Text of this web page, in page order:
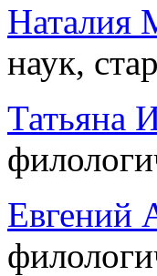
Наталия
наук,
Татьяна
Евгений